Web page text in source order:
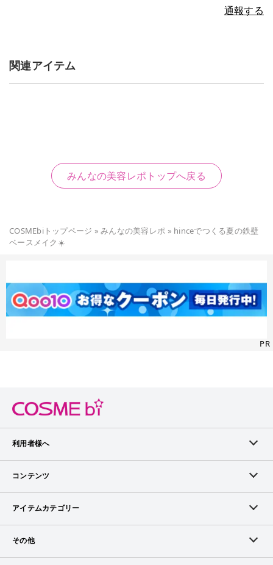
通報する
関連アイテム
みんなの美容レポトップへ戻る
COSMEbiトップページ »みんなの美容レポ » hinceでつくる夏の鉄壁
ベースメイク☀️
PR
利用者様へ
メンバーログイン
メンバー会員について
アイテム掲載リクエスト
コンテンツ
ランキング
ブランドから探す
アイテムカテゴリー
スキンケア
その他